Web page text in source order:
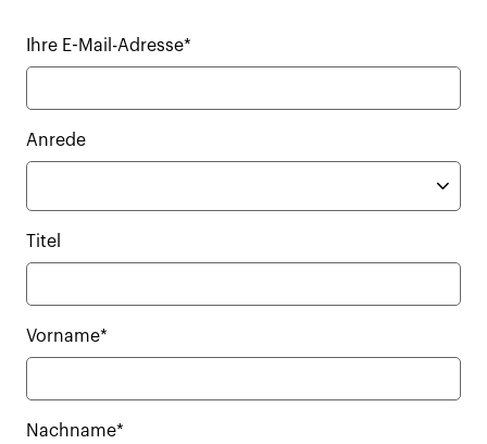
Ihre E-Mail-Adresse*
Anrede
Titel
Vorname*
Nachname*